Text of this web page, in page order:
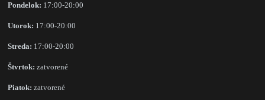
Pondelok: 17:00-20:00
Utorok: 17:00-20:00
Streda: 17:00-20:00
Štvrtok: zatvorené
Piatok: zatvorené